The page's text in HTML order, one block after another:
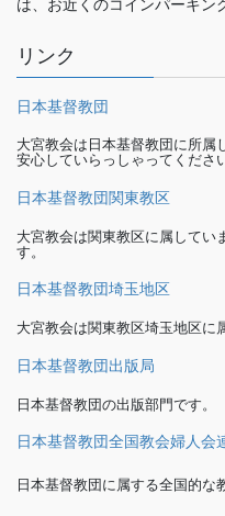
は、お近くのコインパーキン
リンク
日本基督教団
大宮教会は日本基督教団に所属
安心していらっしゃってくださ
日本基督教団関東教区
大宮教会は関東教区に属してい
す。
日本基督教団埼玉地区
大宮教会は関東教区埼玉地区に
日本基督教団出版局
日本基督教団の出版部門です。
日本基督教団全国教会婦人会
日本基督教団に属する全国的な